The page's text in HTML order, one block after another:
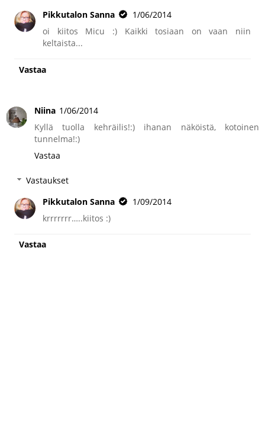
Pikkutalon Sanna
1/06/2014
oi kiitos Micu :) Kaikki tosiaan on vaan niin
keltaista...
Vastaa
Niina 1/06/2014
Kyllä tuolla kehräilis!:) ihanan näköistä, kotoinen
tunnelma!:)
Vastaa
Vastaukset
Pikkutalon Sanna
1/09/2014
krrrrrrr…..kiitos :)
Vastaa